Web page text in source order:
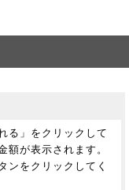
る」をクリックして
が表示されます。
ンをクリックしてく